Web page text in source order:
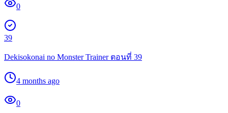
0
39
Dekisokonai no Monster Trainer ตอนที่ 39
4 months ago
0